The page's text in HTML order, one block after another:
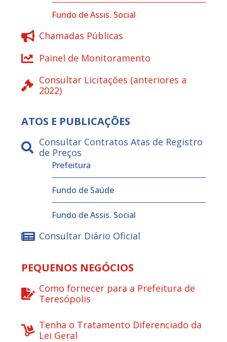
Fundo de Assis. Social
Chamadas Públicas
Painel de Monitoramento
Consultar Licitações (anteriores a
2022)
ATOS E PUBLICAÇÕES
Consultar Contratos Atas de Registro
de Preços
Prefeitura
Fundo de Saúde
Fundo de Assis. Social
Consultar Diário Oficial
PEQUENOS NEGÓCIOS
Como fornecer para a Prefeitura de
Teresópolis
Tenha o Tratamento Diferenciado da
Lei Geral